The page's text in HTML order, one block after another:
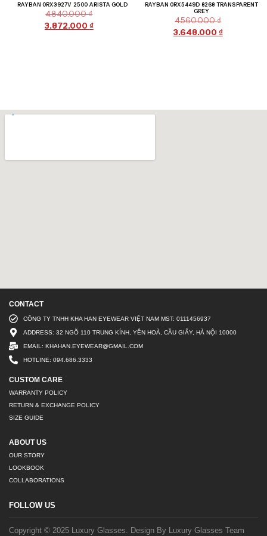
RAYBAN 0RX3927V 2500 ARISTA GOLD
4.840.000₫
3.872.000 ₫
RAYBAN 0RX5449D 8268 TRANSPARENT
GREY
4.560.000₫
3.648.000 ₫
CONTACT
CÔNG TY TNHH KHA HAN EYEWEAR VIỆT NAM MST: 0111456937
ADDRESS: 32 NGÕ 110 TRUNG KÍNH, YÊN HOÀ, CẦU GIẤY, HÀ NỘI 10000
EMAIL: KHAHAN.EYEWEAR@GMAIL.COM
HOTLINE: 094.686.3333
CUSTOM CARE
WARRANTY POLICY
RETURN & EXCHANGE POLICY
SIZE GUIDE
ABOUT US
OUR STORY
LOOKBOOK
COLLABORATIONS
FOLLOW US
Copyright © 2025 Luxury Glasses. Design By Luxury Glasses Team